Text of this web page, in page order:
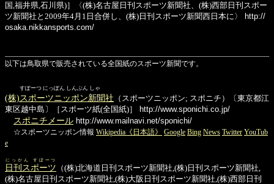
国,福井県,石川県)］〈(株)名古屋日刊スポーツ新聞社、(株)西部日刊スポー
ツ新聞社と2009年4月1日合併し、(株)日刊スポーツ新聞西日本に〉
http://
osaka.nikkansports.com/
以下は鳥取県で販売されている全国紙のスポーツ新聞です。
すぽーつ にっぽん しんぶん しゃ
(株)スポーツニッポン新聞社 （スポーツニッポン; スポニチ）〔東京都江
東区越中島〕［スポーツ紙(全国紙)］
http://www.sponichi.co.jp/
スポニチメール http://www.mailnavi.net/sponichi/
☆スポーツニッポン情報 Wikipedia《日本語》 Google Bing News Twitter YouTub
e
日刊スポーツ
にっかん すぽーつ
（(株)北海道日刊スポーツ新聞社,(株)日刊スポーツ新聞社,
(株)名古屋日刊スポーツ新聞社,(株)大阪日刊スポーツ新聞社,(株)西部日刊